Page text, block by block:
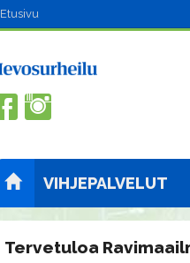
Etusivu
VIHJEPALVELUT
Tervetuloa